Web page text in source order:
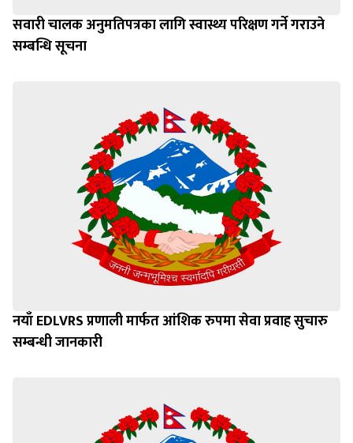
सवारी चालक अनुमतिपत्रका लागि स्वास्थ्य परिक्षण गर्ने गराउने
सम्बन्धि सूचना
नयाँ EDLVRS प्रणाली मार्फत आंशिक रुपमा सेवा प्रवाह सुचारु
सम्बन्धी जानकारी